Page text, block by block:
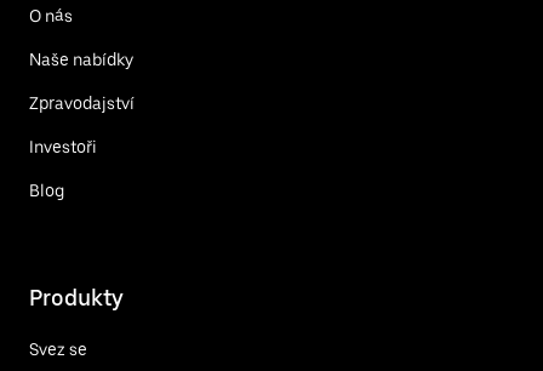
O nás
Naše nabídky
Zpravodajství
Investoři
Blog
Produkty
Svez se